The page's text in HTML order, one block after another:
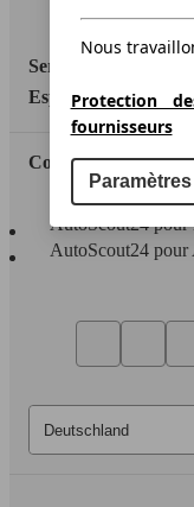
Service
Espace Pro
Contact
AutoScout24 pour
AutoScout24 pour
Nous
Protection
fournisseurs